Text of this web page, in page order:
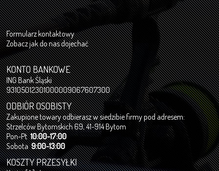
Formularz kontaktowy
Zobacz jak do nas dojechać
KONTO BANKOWE
ING Bank Śląski
93105012301000009067607300
ODBIÓR OSOBISTY
Zakupione towary odbierasz w siedzibie firmy pod adresem:
Strzelców Bytomskich 69, 41-914 Bytom
Pon-Pt10:00-17:00
Sobota9:00-13:00
KOSZTY PRZESYŁKI